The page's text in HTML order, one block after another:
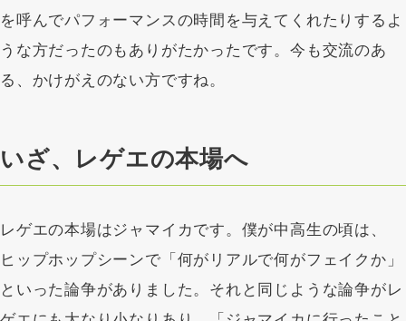
を呼んでパフォーマンスの時間を与えてくれたりするよ
うな方だったのもありがたかったです。今も交流のあ
る、かけがえのない方ですね。
いざ、レゲエの本場へ
レゲエの本場はジャマイカです。僕が中高生の頃は、
ヒップホップシーンで「何がリアルで何がフェイクか」
といった論争がありました。それと同じような論争がレ